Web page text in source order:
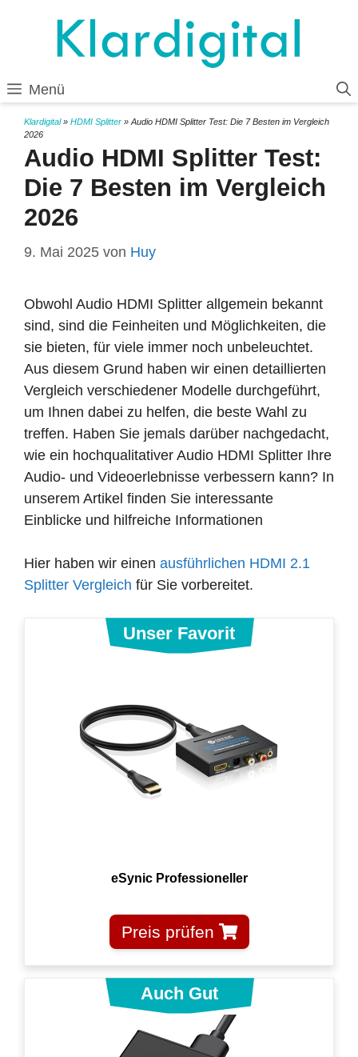
Menü
Klardigital» HDMI Splitter » Audio HDMI Splitter Test: Die 7 Besten im Vergleich
2026
Audio HDMI Splitter Test:
Die 7 Besten im Vergleich
2026
9. Mai 2025 von Huy
Obwohl Audio HDMI Splitter allgemein bekannt
sind, sind die Feinheiten und Möglichkeiten, die
sie bieten, für viele immer noch unbeleuchtet.
Aus diesem Grund haben wir einen detaillierten
Vergleich verschiedener Modelle durchgeführt,
um Ihnen dabei zu helfen, die beste Wahl zu
treffen. Haben Sie jemals darüber nachgedacht,
wie ein hochqualitativer Audio HDMI Splitter Ihre
Audio- und Videoerlebnisse verbessern kann? In
unserem Artikel finden Sie interessante
Einblicke und hilfreiche Informationen
Hier haben wir einen ausführlichen HDMI 2.1
Splitter Vergleich für Sie vorbereitet.
eSynic Professioneller
Preis prüfen